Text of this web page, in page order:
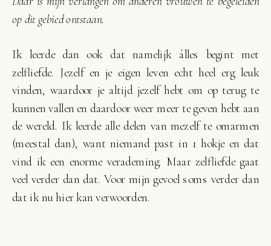
op dit gebied ontstaan.
Ik leerde dan ook dat namelijk álles begint met
zelfliefde. Jezelf en je eigen leven echt heel erg leuk
vinden, waardoor je altijd jezelf hebt om op terug te
kunnen vallen en daardoor weer meer te geven hebt aan
de wereld. Ik leerde alle delen van mezelf te omarmen
(meestal dan), want niemand past in 1 hokje en dat
vind ik een enorme verademing. Maar zelfliefde gaat
veel verder dan dat. Voor mijn gevoel soms verder dan
dat ik nu hier kan verwoorden.